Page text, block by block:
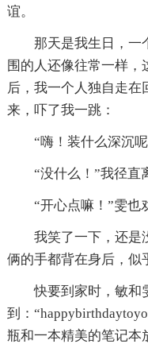
谊。
那天是我生日，一
围的人还像往常一样，
后，我一个人独自走在
来，吓了我一跳：
“嗨！装什么深沉
“没什么！”我径直
“开心点嘛！”雯也
我笑了一下，还是
俩的手都背在身后，似
快要到家时，敏和
到：
瓶和一本精美的笔记本